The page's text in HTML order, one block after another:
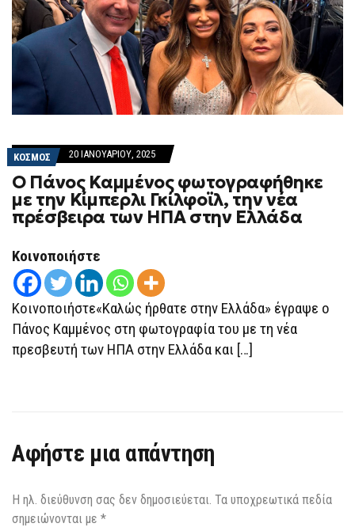
ΚΟΣΜΟΣ 20 ΙΑΝΟΥΑΡΊΟΥ, 2025
Ο Πάνος Καμμένος φωτογραφήθηκε
με την Κίμπερλι Γκίλφοϊλ, την νέα
πρέσβειρα των ΗΠΑ στην Ελλάδα
Κοινοποιήστε
Κοινοποιήστε«Καλώς ήρθατε στην Ελλάδα» έγραψε ο
Πάνος Καμμένος στη φωτογραφία του με τη νέα
πρεσβευτή των ΗΠΑ στην Ελλάδα και […]
Αφήστε μια απάντηση
Η ηλ. διεύθυνση σας δεν δημοσιεύεται. Τα υποχρεωτικά πεδία
σημειώνονται με *